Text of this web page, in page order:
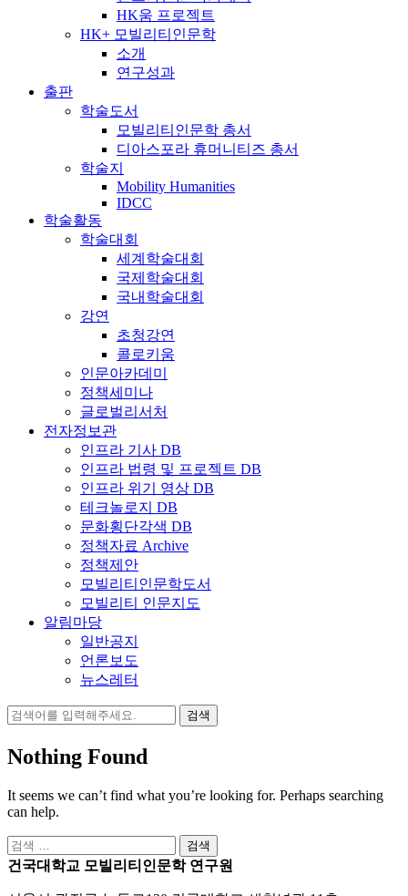
HK움 프로젝트
HK+ 모빌리티인문학
소개
연구성과
출판
학술도서
모빌리티인문학 총서
디아스포라 휴머니티즈 총서
학술지
Mobility Humanities
IDCC
학술활동
학술대회
세계학술대회
국제학술대회
국내학술대회
강연
초청강연
콜로키움
인문아카데미
정책세미나
글로벌리서처
전자정보관
인프라 기사 DB
인프라 법령 및 프로젝트 DB
인프라 위기 영상 DB
테크놀로지 DB
문화횡단각색 DB
정책자료 Archive
정책제안
모빌리티인문학도서
모빌리티 인문지도
알림마당
일반공지
언론보도
뉴스레터
검
Nothing Found
It seems we can’t find what you’re looking for. Perhaps searching
can help.
검
색:
건국대학교 모빌리티인문학 연구원